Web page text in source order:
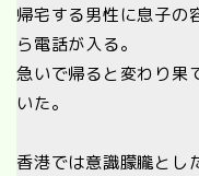
帰宅する男性に息子の
ら電話が入る。
急いで帰ると変わり果
いた。
香港では意識朦朧とし